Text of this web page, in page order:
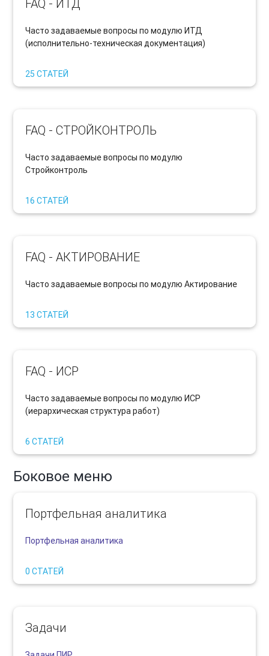
FAQ - ИТД
Часто задаваемые вопросы по модулю ИТД
(исполнительно-техническая документация)
25 СТАТЕЙ
FAQ - СТРОЙКОНТРОЛЬ
Часто задаваемые вопросы по модулю
Стройконтроль
16 СТАТЕЙ
FAQ - АКТИРОВАНИЕ
Часто задаваемые вопросы по модулю Актирование
13 СТАТЕЙ
FAQ - ИСР
Часто задаваемые вопросы по модулю ИСР
(иерархическая структура работ)
6 СТАТЕЙ
Боковое меню
Портфельная аналитика
Портфельная аналитика
0 СТАТЕЙ
Задачи